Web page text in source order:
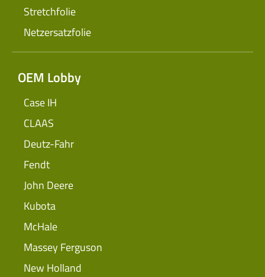
Stretchfolie
Netzersatzfolie
OEM Lobby
Case IH
CLAAS
Deutz-Fahr
Fendt
John Deere
Kubota
McHale
Massey Ferguson
New Holland